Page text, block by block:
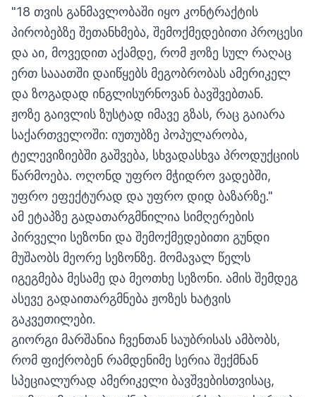
"18 თვის განმავლობაში იყო კონტრაქტის
პირობებზე შეთანხმება, შემოქმედებითი პროცესი
და აი, მოვედით აქამდე, რომ ჟოზე სულ რაღაც
ერთ სააათში დაიწყებს მეგობრობას ამერიკელ
და ზოგადად ინგლისურნოვან ბავშვებთან.
ჟოზე გაივლის ზუსტად იმავე გზას, რაც გაიარა
საქართველოში: იუთუბზე პოპულარობა,
ტელევიზიებში გაშვება, სხვადასხვა პროდუქციის
წარმოება. ოღონდ უფრო მჭიდრო ვადებში,
უფრო ეფექტურად და უფრო დიდ ბაზარზე."
ამ ეტაპზე გადათარგმნილია სიმღერების
პირველი სეზონი და შემოქმედებითი გუნდი
მუშაობს მეორე სეზონზე. მომავალ წელს
იგეგმება მესამე და მეოთხე სეზონი. ამის შემდეგ
ასევე გადაითარგმნება ჟოზეს ხატვის
გაკვეთილები.
გიორგი მარშანია ჩვენთან საუბრისას ამბობს,
რომ ფიქრობენ რამდენიმე სერია შექმნან
სპეციალურად ამერიკელი ბავშვებისთვისაც,